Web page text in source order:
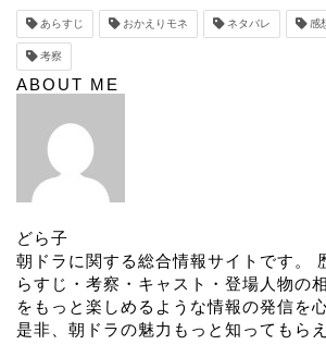
あらすじ おかえりモネ ネタバレ 感
考察
ABOUT ME
どら子
朝ドラに関する総合情報サイトです。
らすじ・考察・キャスト・登場人物の
をもっと楽しめるような情報の発信を
是非、朝ドラの魅力もっと知ってもら